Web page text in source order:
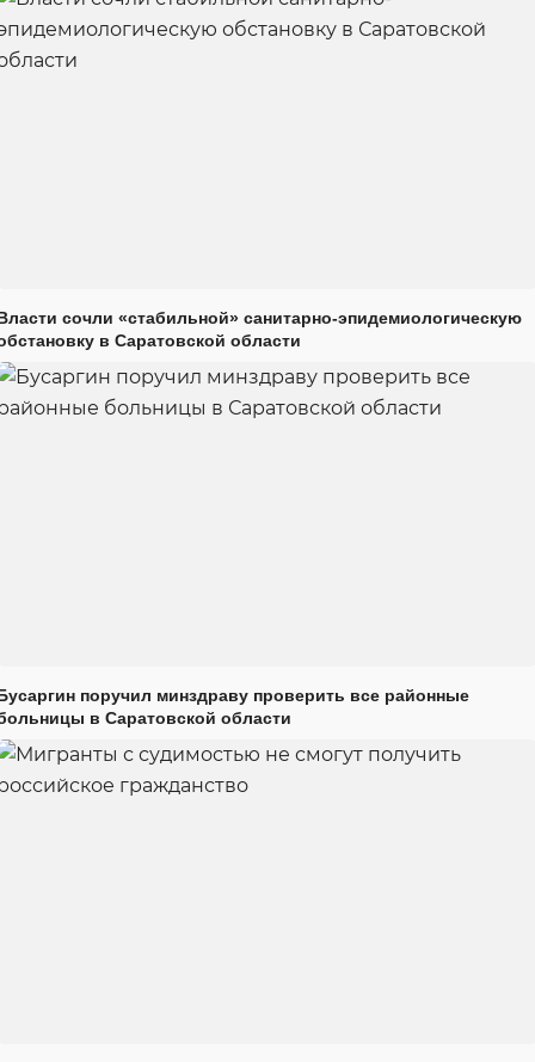
сочли «стабильной» санитарно-эпидемиологическую
в Саратовской области
поручил минздраву проверить все районные
в Саратовской области